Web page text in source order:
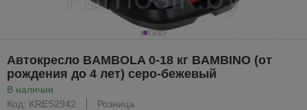
Автокресло BAMBOLA 0-18 кг BAMBINO (от
рождения до 4 лет) серо-бежевый
В наличии
Код: KRES2942
Розница